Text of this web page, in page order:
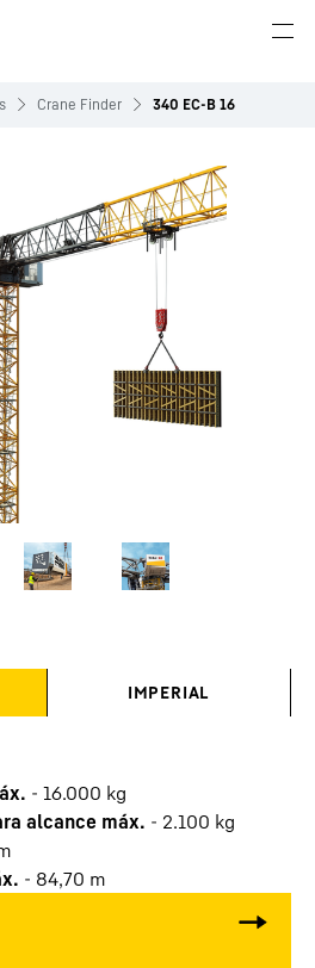
Crane Finder 340 EC-B 16
IMPERIAL
- 16.000 kg
alcance máx. - 2.100 kg
- 84,70 m